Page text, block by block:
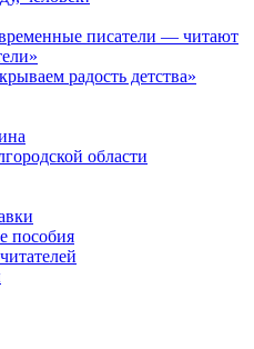
писатели — читают
радость детства»
области
пособия